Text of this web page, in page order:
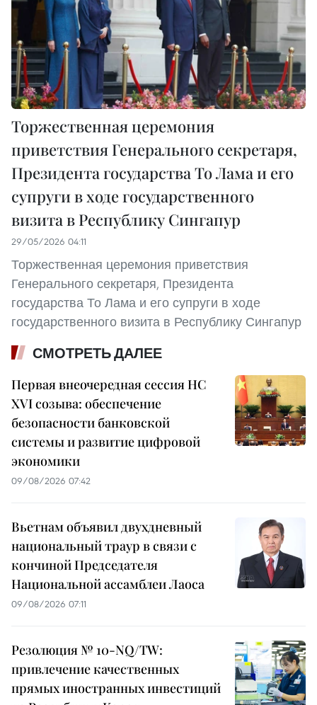
Торжественная церемония
приветствия Генерального секретаря,
Президента государства То Лама и его
супруги в ходе государственного
визита в Республику Сингапур
29/05/2026 04:11
Торжественная церемония приветствия
Генерального секретаря, Президента
государства То Лама и его супруги в ходе
государственного визита в Республику Сингапур
СМОТРЕТЬ ДАЛЕЕ
Первая внеочередная сессия НС
XVI созыва: обеспечение
безопасности банковской
системы и развитие цифровой
экономики
09/08/2026 07:42
Вьетнам объявил двухдневный
национальный траур в связи с
кончиной Председателя
Национальной ассамблеи Лаоса
09/08/2026 07:11
Резолюция № 10-NQ/TW:
привлечение качественных
прямых иностранных инвестиций